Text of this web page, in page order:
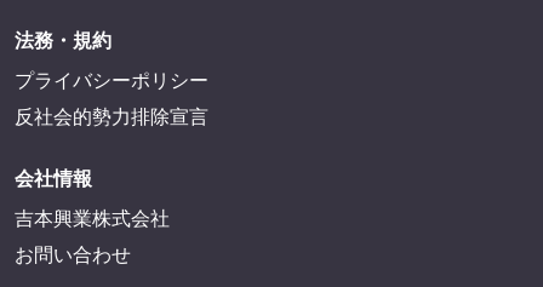
法務・規約
プライバシーポリシー
反社会的勢力排除宣言
会社情報
吉本興業株式会社
お問い合わせ